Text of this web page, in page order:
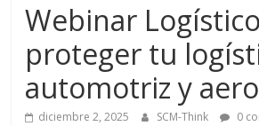
Webinar
proteger tu
automotriz y
diciembre 2, 2025 SCM-Think
0